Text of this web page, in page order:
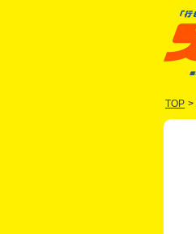
TOP >